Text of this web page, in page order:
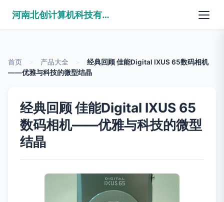
河南北创计算机科技有限公司
首页 产品大全
经典回顾 佳能Digital IXUS 65数码相机
——优雅与科技的微型结晶
经典回顾 佳能Digital IXUS 65
数码相机——优雅与科技的微型
结晶